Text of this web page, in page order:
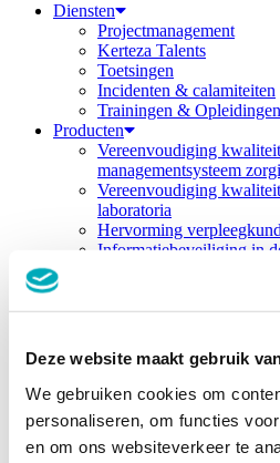
Deze website maakt gebruik
We gebruiken cookies om
personaliseren, om functies
en om ons websiteverkeer te
Diensten
Projectmanagement
Kerteza Talents
Toetsingen
Incidenten & calamiteiten
Trainingen & Opleidingen
Producten
Vereenvoudiging
managementsysteem
Vereenvoudiging
laboratoria
Hervorming
Informatiebeveiliging in
Werkwijze & modellen
Inside-out model
4-fasen model
Projectborgingsmodel
Over kerteza
Team
Werken bij Kerteza